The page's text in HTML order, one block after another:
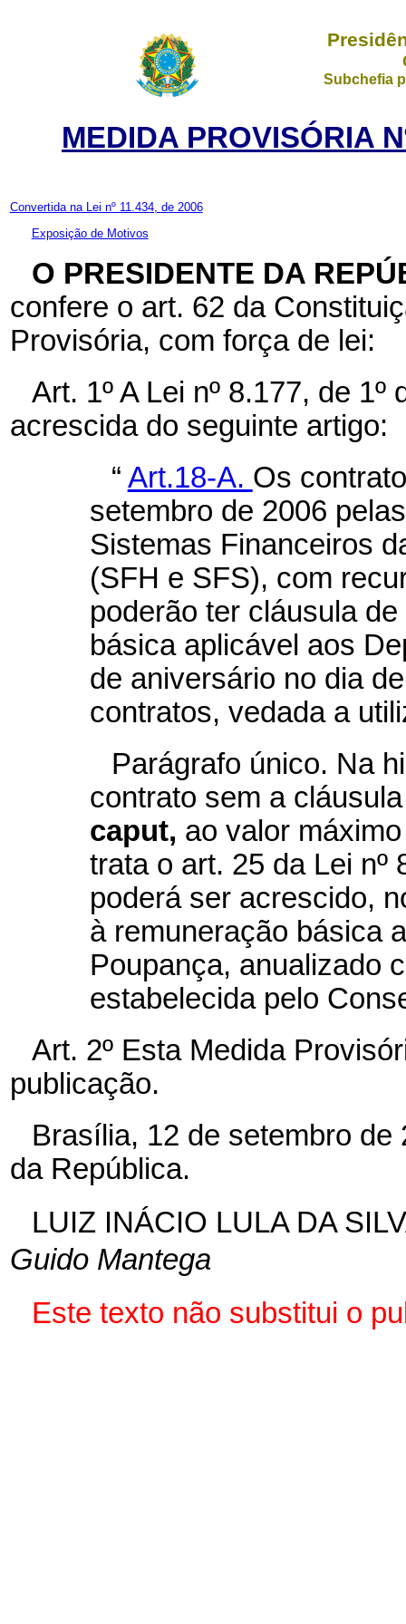
Subchefia
MEDIDA PROVISÓRIA
Convertida na Lei nº 11.434, de 2006
Exposição de Motivos
O PRESIDENTE DA
confere o art. 62 da
Provisória, com força de lei:
Art. 1º A Lei nº 8.177, de
acrescida do seguinte artigo:
“ Art.18-A. Os
setembro de 2006
Sistemas Financeiros
(SFH e SFS), com
poderão ter cláusula
básica aplicável aos
de aniversário no dia
contratos, vedada a
Parágrafo único. Na
contrato sem a
caput, ao valor
trata o art. 25 da Lei nº
poderá ser acrescido,
à remuneração básica
Poupança, anualizado
estabelecida pelo
Art. 2º Esta Medida
publicação.
Brasília, 12 de setembro de
da República.
LUIZ INÁCIO LULA DA
Guido Mantega
Este texto não substitui o